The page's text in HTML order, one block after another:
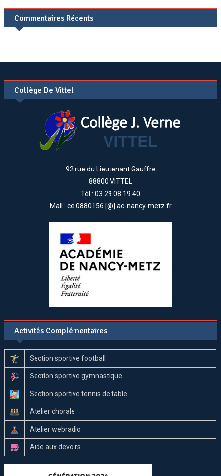
Commentaires Récents
Collège De Vittel
92 rue du Lieutenant Gauffre
88800 VITTEL
Tél : 03.29.08.19.40
Mail : ce.0880156 [@] ac-nancy-metz.fr
Activités Complémentaires
Section sportive football
Section sportive gymnastique
Section sportive tennis de table
Atelier chorale
Atelier webradio
Aide aux devoirs